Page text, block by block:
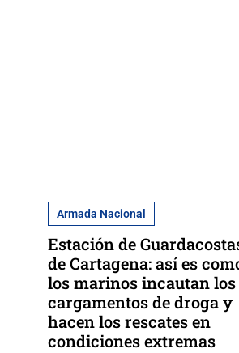
Armada Nacional
Estación de
de Cartagena: así es
los marinos incautan los
cargamentos de droga y
hacen los rescates en
condiciones extremas